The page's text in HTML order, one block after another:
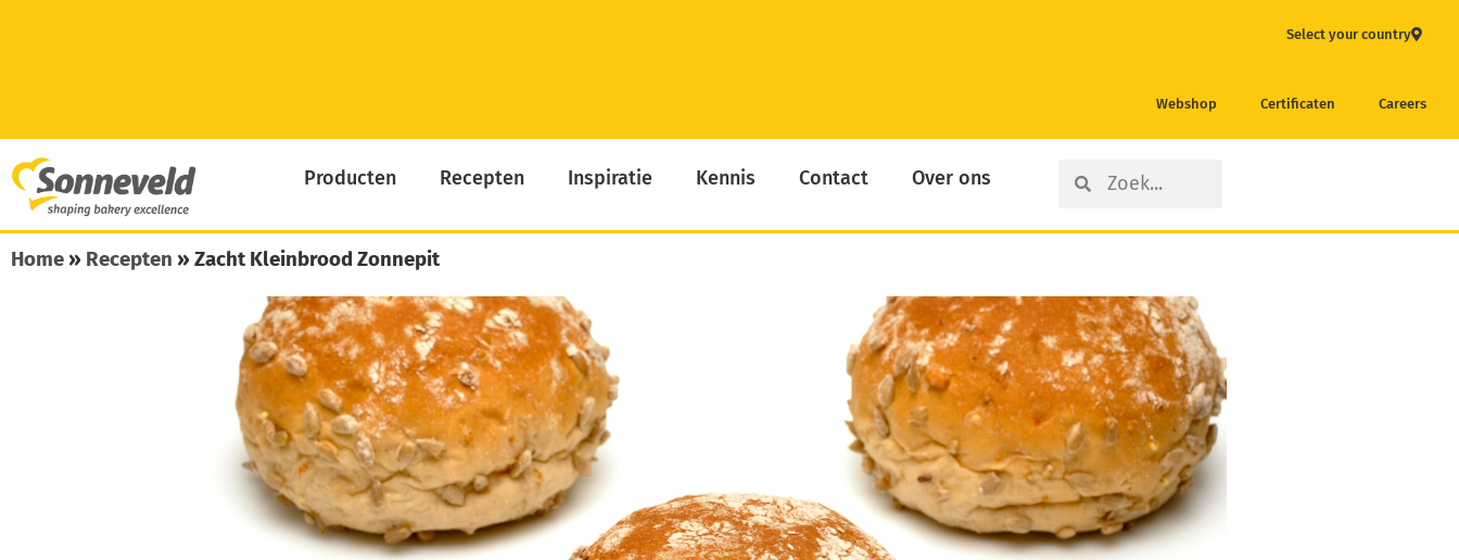
Select your country
Webshop Certificaten Careers
Producten Recepten Inspiratie Kennis Contact Over ons SearchSearch
Home» Recepten » Zacht Kleinbrood Zonnepit